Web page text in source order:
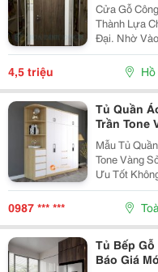
Cửa Gỗ
Thành Lựa
Đại. Nhờ
Hoạt Vượt
Đảm Bảo
4,5 triệu
Tủ Quần
Trần Tone
Mẫu Tủ
Tone Vàng
Ưu Tốt
Sự Kết Hợp
Trắng Tạo
0987 *** ***
Tủ Bếp
Báo Giá